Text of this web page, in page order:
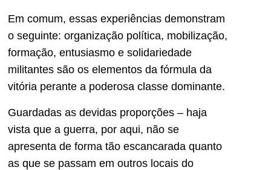
Em comum, essas experiências demonstram
o seguinte: organização política, mobilização,
formação, entusiasmo e solidariedade
militantes são os elementos da fórmula da
vitória perante a poderosa classe dominante.
Guardadas as devidas proporções – haja
vista que a guerra, por aqui, não se
apresenta de forma tão escancarada quanto
as que se passam em outros locais do